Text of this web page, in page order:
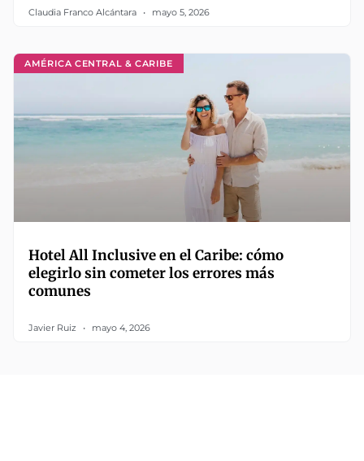
Claudia Franco Alcántara mayo 5, 2026
AMÉRICA CENTRAL & CARIBE
Hotel All Inclusive en el Caribe: cómo
elegirlo sin cometer los errores más
comunes
Javier Ruiz mayo 4, 2026